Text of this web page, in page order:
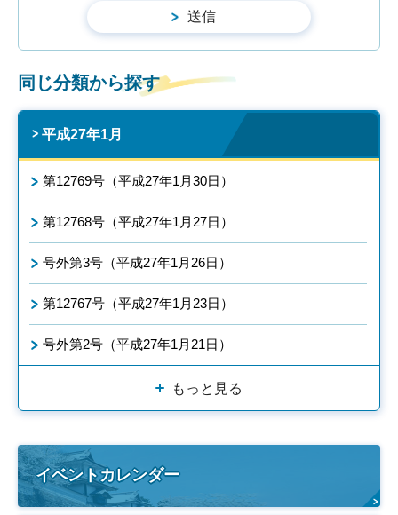
同じ分類から探す
平成27年1月
第12769号（平成27年1月30日）
第12768号（平成27年1月27日）
号外第3号（平成27年1月26日）
第12767号（平成27年1月23日）
号外第2号（平成27年1月21日）
もっと見る
イベントカレンダー